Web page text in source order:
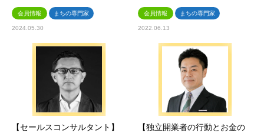
会員情報 まちの専門家
2024.05.30
会員情報 まちの専門家
2022.06.13
【セールスコンサルタント】
【独立開業者の行動とお金の